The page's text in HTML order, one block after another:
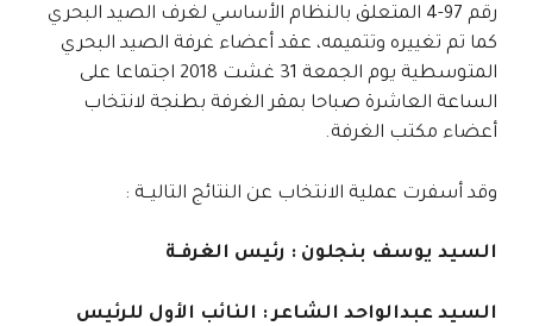
رقم 97-4 المتعلق بالنظام الأساسي لغرف الصيد البحري
كما تم تغييره وتتميمه، عقد أعضاء غرفة الصيد البحري
المتوسطية يوم الجمعة 31 غشت 2018 اجتماعا على
الساعة العاشرة صباحا بمقر الغرفة بطنجة لانتخاب
أعضاء مكتب الغرفة.
وقد أسفرت عملية الانتخاب عن النتائج التاليــة :
السيد يوسف بنجلون : رئيس الغرفـة
السيد عبدالواحد الشاعر : النائب الأول للرئيس